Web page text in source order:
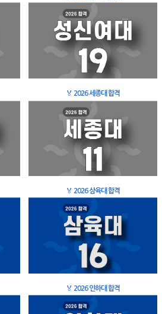
🏅 2026 세종대 합격
🏅 2026 삼육대 합격
🏅 2026 인하대 합격